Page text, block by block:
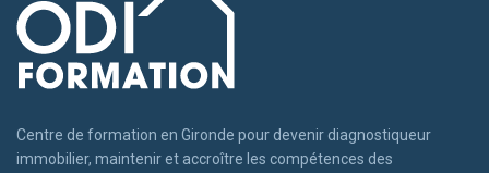
Centre de formation en Gironde pour devenir diagnostiqueur
immobilier, maintenir et accroître les compétences des